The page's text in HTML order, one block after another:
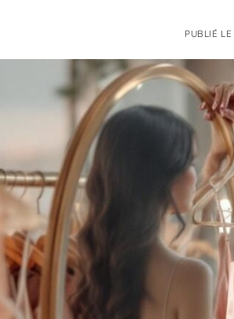
PUBLIÉ LE